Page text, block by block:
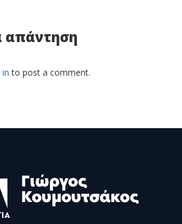
απάντηση
to post a comment.